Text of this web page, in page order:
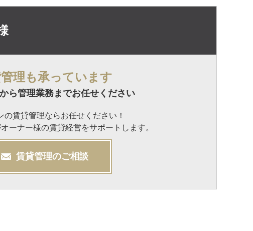
理も承っています
ら管理業務までお任せください
の賃貸管理ならお任せください！
ーナー様の賃貸経営をサポートします。
賃貸管理のご相談